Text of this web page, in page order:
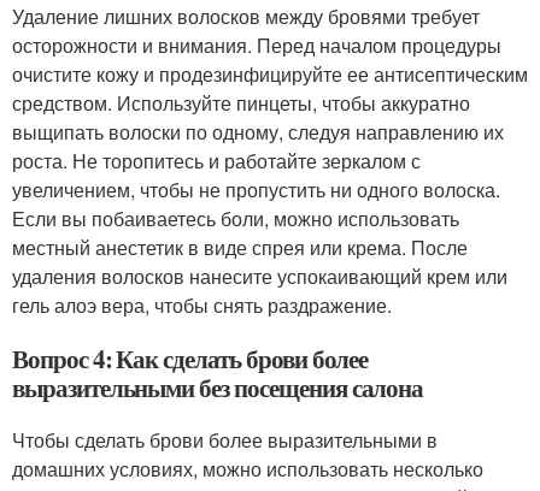
Удаление лишних волосков между бровями требует
осторожности и внимания. Перед началом процедуры
очистите кожу и продезинфицируйте ее антисептическим
средством. Используйте пинцеты, чтобы аккуратно
выщипать волоски по одному, следуя направлению их
роста. Не торопитесь и работайте зеркалом с
увеличением, чтобы не пропустить ни одного волоска.
Если вы побаиваетесь боли, можно использовать
местный анестетик в виде спрея или крема. После
удаления волосков нанесите успокаивающий крем или
гель алоэ вера, чтобы снять раздражение.
Вопрос 4: Как сделать брови более
выразительными без посещения салона
Чтобы сделать брови более выразительными в
домашних условиях, можно использовать несколько